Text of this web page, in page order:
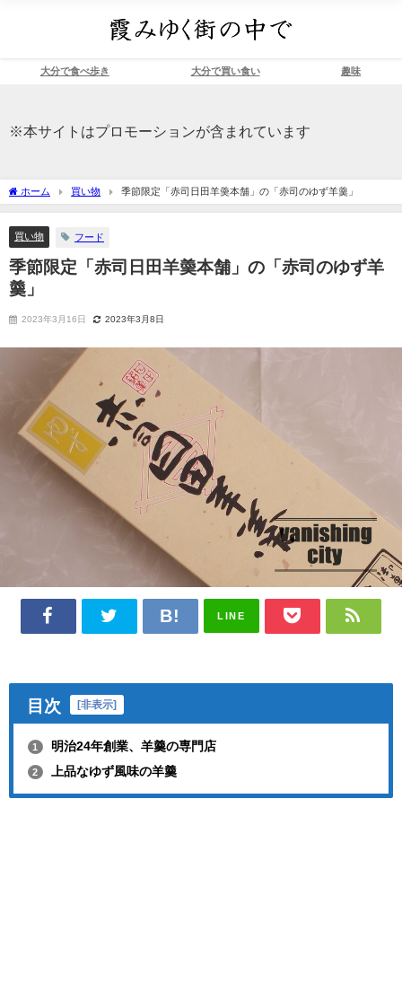
大分で食べ歩き 大分で買い食い 趣味
※本サイトはプロモーションが含まれています
ホーム 買い物 季節限定「赤司日田羊羮本舗」の「赤司のゆず羊羹」
買い物 フード
季節限定「赤司日田羊羮本舗」の「赤司のゆず羊
羹」
2023年3月16日 2023年3月8日
LINE
目次 [非表示]
1 明治24年創業、羊羹の専門店
2 上品なゆず風味の羊羹